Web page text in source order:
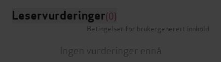
Leservurderinger(0)
Betingelser for brukergenerert innhold
Ingen vurderinger ennå